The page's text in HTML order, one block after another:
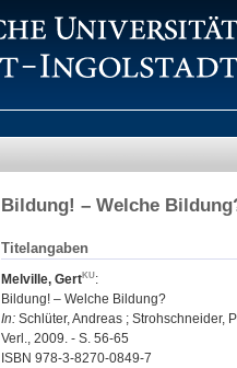
Bildung! – Welche
Titelangaben
Melville, Gert
:
Bildung! – Welche Bildung?
In: Schlüter, Andreas ; Strohschneider,
Verl., 2009. - S. 56-65
ISBN 978-3-8270-0849-7